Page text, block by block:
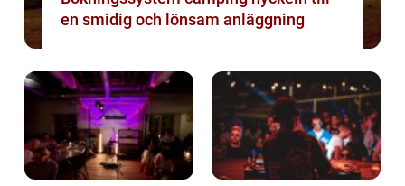
en smidig och lönsam anläggning